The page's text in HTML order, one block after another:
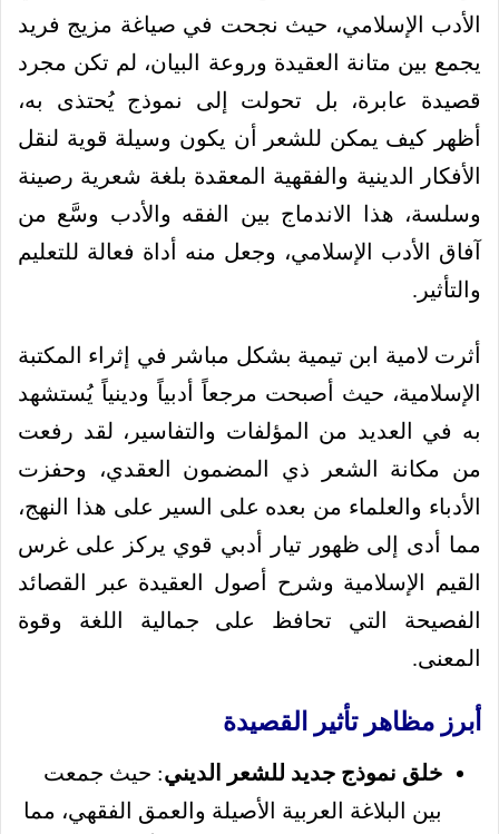
الأدب الإسلامي، حيث نجحت في صياغة مزيج فريد
يجمع بين متانة العقيدة وروعة البيان، لم تكن مجرد
قصيدة عابرة، بل تحولت إلى نموذج يُحتذى به،
أظهر كيف يمكن للشعر أن يكون وسيلة قوية لنقل
الأفكار الدينية والفقهية المعقدة بلغة شعرية رصينة
وسلسة، هذا الاندماج بين الفقه والأدب وسَّع من
آفاق الأدب الإسلامي، وجعل منه أداة فعالة للتعليم
والتأثير.
أثرت لامية ابن تيمية بشكل مباشر في إثراء المكتبة
الإسلامية، حيث أصبحت مرجعاً أدبياً ودينياً يُستشهد
به في العديد من المؤلفات والتفاسير، لقد رفعت
من مكانة الشعر ذي المضمون العقدي، وحفزت
الأدباء والعلماء من بعده على السير على هذا النهج،
مما أدى إلى ظهور تيار أدبي قوي يركز على غرس
القيم الإسلامية وشرح أصول العقيدة عبر القصائد
الفصيحة التي تحافظ على جمالية اللغة وقوة
المعنى.
أبرز مظاهر تأثير القصيدة
خلق نموذج جديد للشعر الديني: حيث جمعت
بين البلاغة العربية الأصيلة والعمق الفقهي، مما